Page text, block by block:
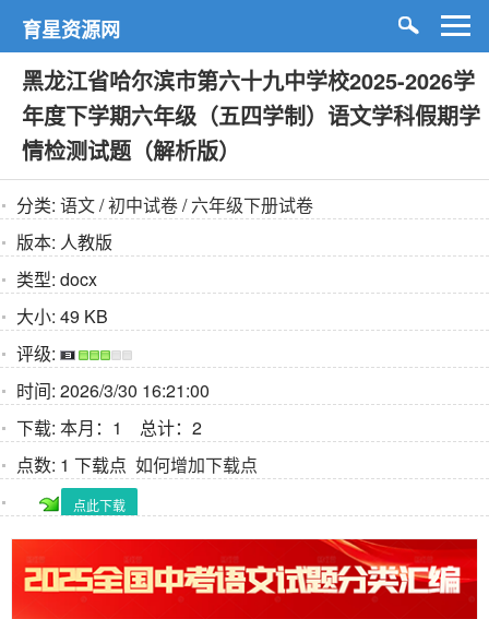
育星资源网
黑龙江省哈尔滨市第六十九中学校2025-2026学
年度下学期六年级（五四学制）语文学科假期学
情检测试题（解析版）
分类: 语文/初中试卷/六年级下册试卷
版本: 人教版
类型: docx
大小: 49 KB
评级:
时间: 2026/3/30 16:21:00
下载: 本月：1 总计：2
点数: 1 下载点 如何增加下载点
点此下载